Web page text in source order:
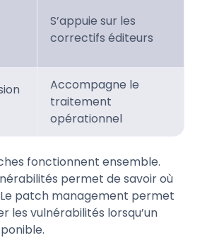
S’appuie sur les
correctifs éditeurs
Accompagne le
traitement
opérationnel
fonctionnent ensemble.
permet de savoir où
patch management permet
les vulnérabilités lorsqu’un